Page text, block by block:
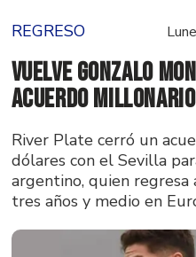
REGRESO
Vuelve Gonzalo
acuerdo
River Plate cerró un
dólares con el Sevilla
argentino, quien
tres años y medio en